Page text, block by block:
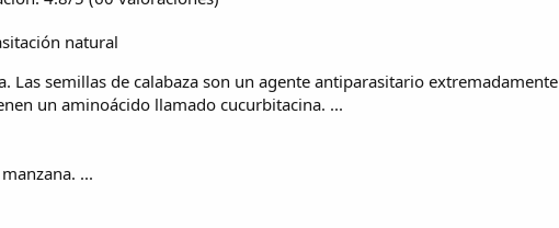
natural
Las semillas de calabaza son un agente antiparasitario extremadamente
un aminoácido llamado cucurbitacina. ...
...